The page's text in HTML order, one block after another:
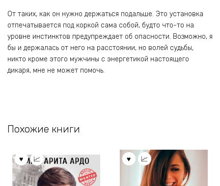
От таких, как он нужно держаться подальше. Это установка
отпечатывается под коркой сама собой, будто что-то на
уровне инстинктов предупреждает об опасности. Возможно, я
бы и держалась от него на расстоянии, но волей судьбы,
никто кроме этого мужчины с энергетикой настоящего
дикаря, мне не может помочь.
Похожие книги